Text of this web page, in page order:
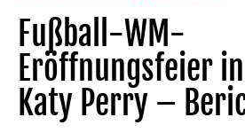
Fußball-WM-
Eröffnungsfeier
Katy Perry –